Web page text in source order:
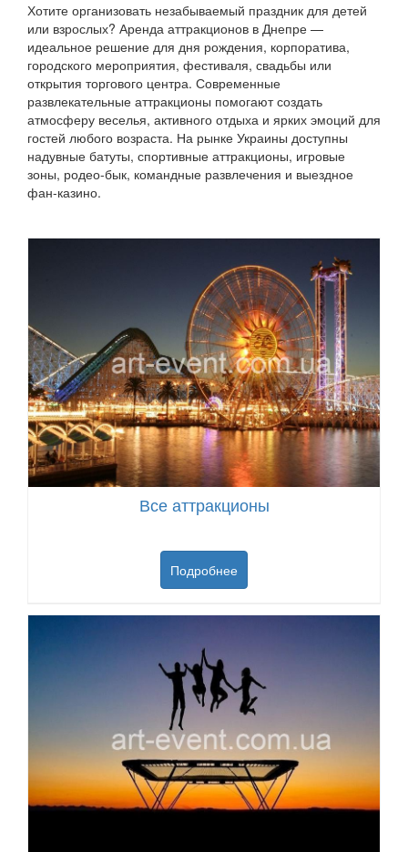
Хотите организовать незабываемый праздник для детей
или взрослых? Аренда аттракционов в Днепре —
идеальное решение для дня рождения, корпоратива,
городского мероприятия, фестиваля, свадьбы или
открытия торгового центра. Современные
развлекательные аттракционы помогают создать
атмосферу веселья, активного отдыха и ярких эмоций для
гостей любого возраста. На рынке Украины доступны
надувные батуты, спортивные аттракционы, игровые
зоны, родео-бык, командные развлечения и выездное
фан-казино.
Все аттракционы
Подробнее